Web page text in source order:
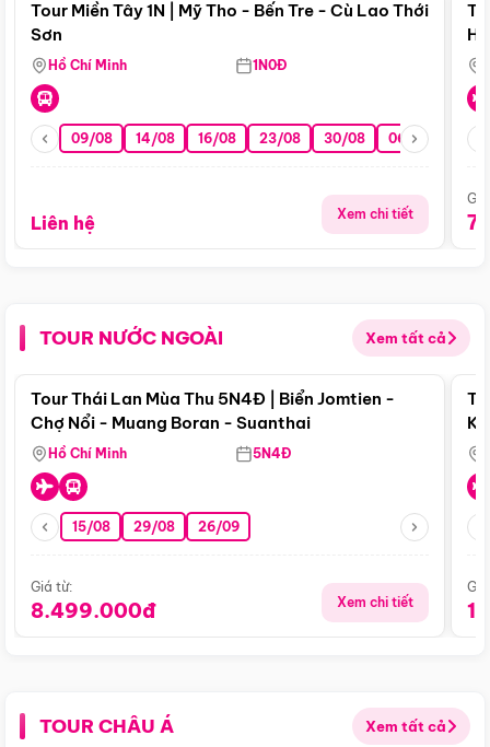
Tour Miền Tây 1N | Mỹ Tho - Bến Tre - Cù Lao Thới
Sơn
Hồ Chí Minh 1N0Đ
09/08 14/08 16/08 23/08 30/08 06/09
Liên hệ Xem chi tiết
TOUR NƯỚC NGOÀI Xem tất cả
Điểm nổi bật
Tour Thái Lan Mùa Thu 5N4Đ | Biển Jomtien -
Chợ Nổi - Muang Boran - Suanthai
Hồ Chí Minh 5N4Đ
15/08 29/08 26/09
Giá từ:
8.499.000đ Xem chi tiết
TOUR CHÂU Á Xem tất cả
Điểm nổi bật